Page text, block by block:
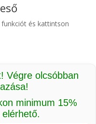
és kattintson
Végre olcsóbban
minimum 15%